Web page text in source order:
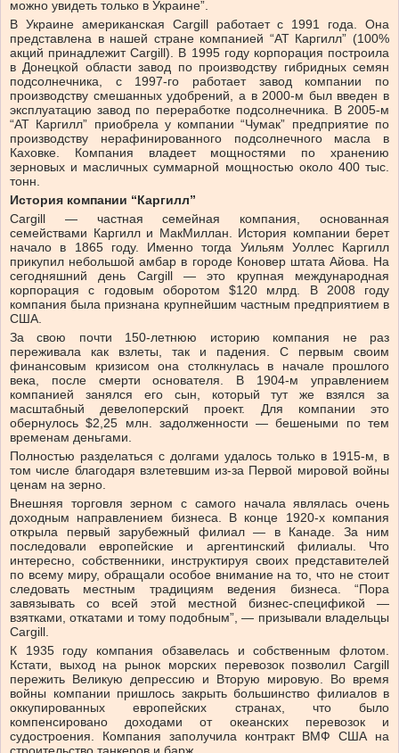
можно увидеть только в Украине”.
В Украине американская Cargill работает с 1991 года. Она
представлена в нашей стране компанией “АТ Каргилл” (100%
акций принадлежит Cargill). В 1995 году корпорация построила
в Донецкой области завод по производству гибридных семян
подсолнечника, с 1997-го работает завод компании по
производству смешанных удобрений, а в 2000-м был введен в
эксплуатацию завод по переработке подсолнечника. В 2005-м
“АТ Каргилл” приобрела у компании “Чумак” предприятие по
производству нерафинированного подсолнечного масла в
Каховке. Компания владеет мощностями по хранению
зерновых и масличных суммарной мощностью около 400 тыс.
тонн.
История компании “Каргилл”
Cargill — частная семейная компания, основанная
семействами Каргилл и МакМиллан. История компании берет
начало в 1865 году. Именно тогда Уильям Уоллес Каргилл
прикупил небольшой амбар в городе Коновер штата Айова. На
сегодняшний день Cargill — это крупная международная
корпорация с годовым оборотом $120 млрд. В 2008 году
компания была признана крупнейшим частным предприятием в
США.
За свою почти 150-летнюю историю компания не раз
переживала как взлеты, так и падения. С первым своим
финансовым кризисом она столкнулась в начале прошлого
века, после смерти основателя. В 1904-м управлением
компанией занялся его сын, который тут же взялся за
масштабный девелоперский проект. Для компании это
обернулось $2,25 млн. задолженности — бешеными по тем
временам деньгами.
Полностью разделаться с долгами удалось только в 1915-м, в
том числе благодаря взлетевшим из-за Первой мировой войны
ценам на зерно.
Внешняя торговля зерном с самого начала являлась очень
доходным направлением бизнеса. В конце 1920-х компания
открыла первый зарубежный филиал — в Канаде. За ним
последовали европейские и аргентинский филиалы. Что
интересно, собственники, инструктируя своих представителей
по всему миру, обращали особое внимание на то, что не стоит
следовать местным традициям ведения бизнеса. “Пора
завязывать со всей этой местной бизнес-спецификой —
взятками, откатами и тому подобным”, — призывали владельцы
Cargill.
К 1935 году компания обзавелась и собственным флотом.
Кстати, выход на рынок морских перевозок позволил Cargill
пережить Великую депрессию и Вторую мировую. Во время
войны компании пришлось закрыть большинство филиалов в
оккупированных европейских странах, что было
компенсировано доходами от океанских перевозок и
судостроения. Компания заполучила контракт ВМФ США на